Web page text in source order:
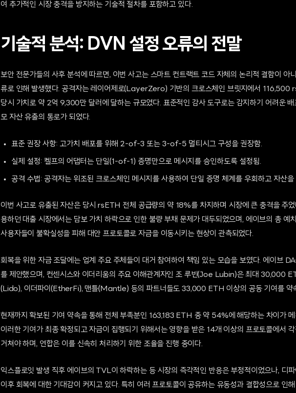
여 추가적인 시장 충격을 방지하는 기술적 절차를 포함하고 있다.
기술적 분석: DVN 설정 오류의 전말
보안 전문가들의 사후 분석에 따르면, 이번 사고는 스마트 컨트랙트 코드 자체의 논리적 결함이 아
류로 인해 발생했다. 공격자는 레이어제로(LayerZero) 기반의 크로스체인 브릿지에서 116,500
당시 가치로 약 2억 9,300만 달러에 달하는 규모였다. 표준적인 감사 도구로는 감지하기 어려운
모 자산 유출의 통로가 되었다.
표준 권장 사항: 고가치 배포를 위해 2-of-3 또는 3-of-5 멀티시그 구성을 권장함.
실제 설정: 켈프의 어댑터는 단일(1-of-1) 증명만으로 메시지를 승인하도록 설정됨.
공격 수법: 공격자는 위조된 크로스체인 메시지를 사용하여 단일 증명 체계를 우회하고 자산을
이번 사고로 유출된 자산은 당시 rsETH 전체 공급량의 약 18%를 차지하며 시장에 큰 충격을 주
용하던 대출 시장에서는 담보 가치 하락으로 인한 불량 부채 문제가 대두되었으며, 에이브의 총 예
사용자들이 불확실성을 피해 대안 프로토콜로 자금을 이동시키는 현상이 관측되었다.
회복을 위한 자금 조달에는 업계 주요 주체들이 대거 참여하여 책임 있는 모습을 보였다. 에이브
를 제안했으며, 컨센시스와 이더리움의 주요 이해관계자인 조 루빈(Joe Lubin)은 최대 30,000
(Lido), 이더파이(EtherFi), 맨틀(Mantle) 등의 파트너들도 33,000 ETH 이상의 공동 기여를 약
현재까지 확보된 기여 약속을 통해 전체 부족분인 163,183 ETH 중 약 54%에 해당하는 차이가 메
이러한 기여가 최종 확정되고 자금이 집행되기 위해서는 영향을 받은 14개 이상의 프로토콜에서
거쳐야 하며, 연합은 이를 신속히 처리하기 위한 조율을 진행 중이다.
익스플로잇 발생 직후 에이브의 TVL이 하락하는 등 시장의 즉각적인 반응은 부정적이었으나, 디
이후 회복에 대한 기대감이 커지고 있다. 특히 여러 프로토콜이 공유하는 유동성과 결합성으로 인